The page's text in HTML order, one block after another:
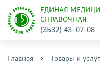
ЕДИНАЯ
СПРАВОЧНАЯ
(3532) 43-07-08
Главная Товары и